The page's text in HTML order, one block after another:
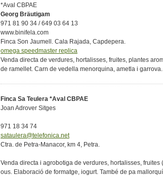
*Aval CBPAE
Georg Bräutigam
971 81 90 34 / 649 03 64 13
www.binifela.com
Finca Son Jaumell. Cala Rajada, Capdepera.
omega speedmaster replica
Venda directa de verdures, hortalisses, fruites, plantes
de ramellet. Carn de vedella menorquina, ametla i garrova.
Finca Sa Teulera *Aval CBPAE
Joan Adrover Sitges
971 18 34 74
sataulera@telefonica.net
Ctra. de Petra-Manacor, km 4, Petra.
Venda directa i agrobotiga de verdures, hortalisses, fruites
ous. Elaboració de formatge, iogurt. També de pa